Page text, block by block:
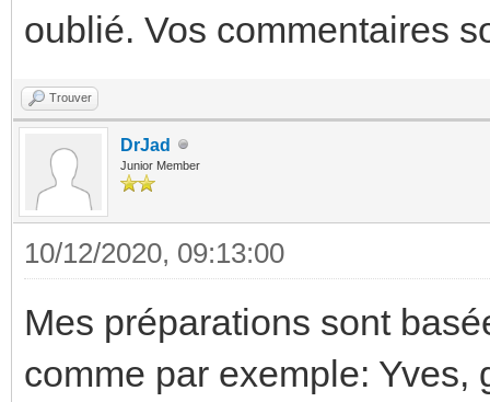
oublié. Vos commentaires
Trouver
DrJad
Junior Member
10/12/2020, 09:13:00
Mes préparations sont
comme par exemple: Yves,